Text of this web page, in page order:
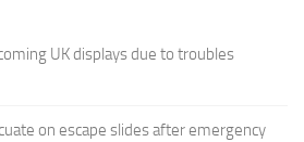
UK displays due to troubles
on escape slides after emergency